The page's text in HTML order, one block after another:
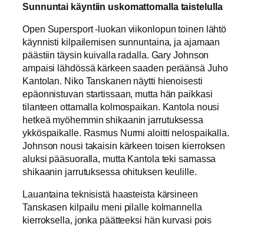
Sunnuntai käyntiin uskomattomalla taistelulla
Open Supersport -luokan viikonlopun toinen lähtö
käynnisti kilpailemisen sunnuntaina, ja ajamaan
päästiin täysin kuivalla radalla. Gary Johnson
ampaisi lähdössä kärkeen saaden peräänsä Juho
Kantolan. Niko Tanskanen näytti hienoisesti
epäonnistuvan startissaan, mutta hän paikkasi
tilanteen ottamalla kolmospaikan. Kantola nousi
hetkeä myöhemmin shikaanin jarrutuksessa
ykköspaikalle. Rasmus Nurmi aloitti nelospaikalla.
Johnson nousi takaisin kärkeen toisen kierroksen
aluksi pääsuoralla, mutta Kantola teki samassa
shikaanin jarrutuksessa ohituksen keulille.
Lauantaina teknisistä haasteista kärsineen
Tanskasen kilpailu meni pilalle kolmannella
kierroksella, jonka päätteeksi hän kurvasi pois